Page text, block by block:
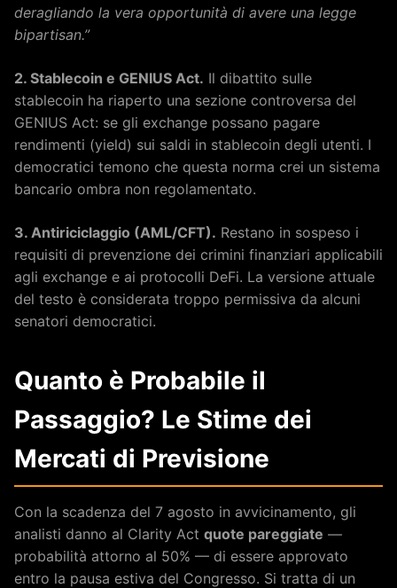
deragliando la vera opportunità di avere una legge
bipartisan.”
2. Stablecoin e GENIUS Act. Il dibattito sulle
stablecoin ha riaperto una sezione controversa del
GENIUS Act: se gli exchange possano pagare
rendimenti (yield) sui saldi in stablecoin degli utenti. I
democratici temono che questa norma crei un sistema
bancario ombra non regolamentato.
3. Antiriciclaggio (AML/CFT). Restano in sospeso i
requisiti di prevenzione dei crimini finanziari applicabili
agli exchange e ai protocolli DeFi. La versione attuale
del testo è considerata troppo permissiva da alcuni
senatori democratici.
Quanto è Probabile il
Passaggio? Le Stime dei
Mercati di Previsione
Con la scadenza del 7 agosto in avvicinamento, gli
analisti danno al Clarity Act quote pareggiate —
probabilità attorno al 50% — di essere approvato
entro la pausa estiva del Congresso. Si tratta di un